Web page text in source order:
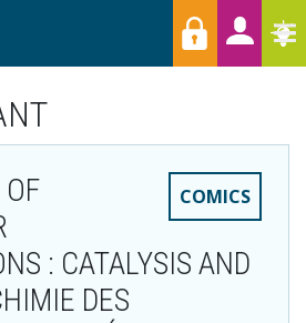
T
Menu
Raccourcis
COMICS
: CATALYSIS AND
DES